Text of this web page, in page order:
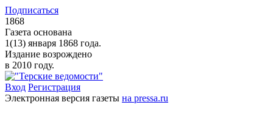
Подписаться
1868
Газета основана
1(13) января 1868 года.
Издание возрождено
в 2010 году.
Вход Регистрация
Электронная версия газеты на pressa.ru